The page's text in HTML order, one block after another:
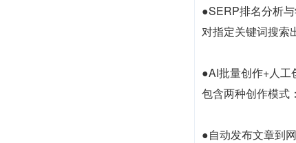
●SERP排名分析
对指定关键词搜索
●AI批量创作+人工
包含两种创作模式
●自动发布文章到